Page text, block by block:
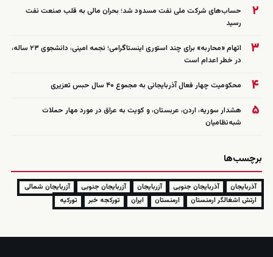
۲
حساب‌های شرکت ملی نفت مسدود شد؛ بحران مالی به قلب صنعت نفت
رسید
۳
اتهام «محاربه» برای چند استوری اینستاگرامی؛ نجمه امینی، دانشجوی ۲۳ ساله،
در خطر اعدام است
۴ محکومیت چهار فعال آذربایجانی به مجموع ۴۰ سال حبس تعزیری
۵
هشدار سوریه، اردن، عربستان، و کویت به عراق در مورد مهار حملات
شبه‌نظامیان
برچسب‌ها
آذربایجان آذربایجان جنوبی آزربایجان آزربایجان جنوبی
آزربایجان شمالی
ارتش اشغالگر ارمنستان
ارمنستان ایران تورکجه خبر تورکیه